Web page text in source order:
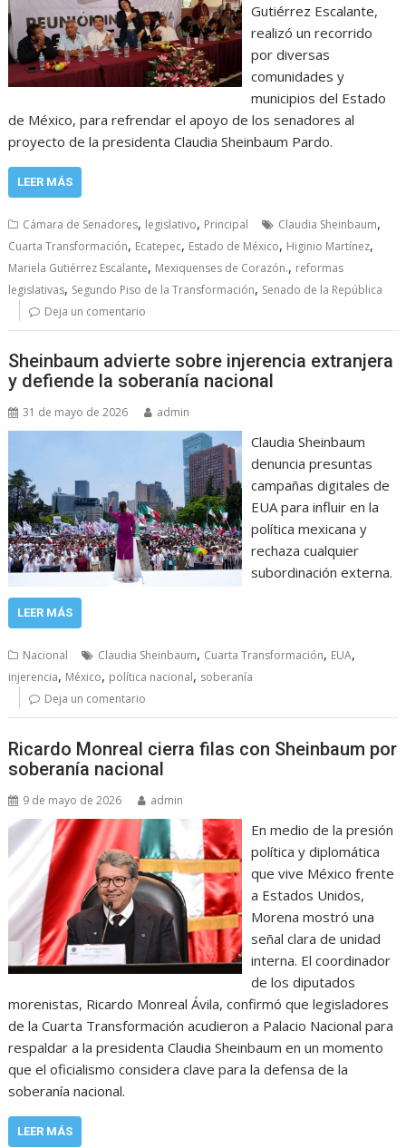
Gutiérrez Escalante,
realizó un recorrido
por diversas
comunidades y
municipios del Estado
de México, para refrendar el apoyo de los senadores al
proyecto de la presidenta Claudia Sheinbaum Pardo.
LEER MÁS
Cámara de Senadores, legislativo, Principal Claudia Sheinbaum,
Cuarta Transformación, Ecatepec, Estado de México, Higinio Martínez,
Mariela Gutiérrez Escalante, Mexiquenses de Corazón., reformas
legislativas, Segundo Piso de la Transformación, Senado de la República
Deja un comentario
Sheinbaum advierte sobre injerencia extranjera
y defiende la soberanía nacional
31 de mayo de 2026 admin
Claudia Sheinbaum
denuncia presuntas
campañas digitales de
EUA para influir en la
política mexicana y
rechaza cualquier
subordinación externa.
LEER MÁS
Nacional Claudia Sheinbaum, Cuarta Transformación, EUA,
injerencia, México, política nacional, soberanía
Deja un comentario
Ricardo Monreal cierra filas con Sheinbaum por
soberanía nacional
9 de mayo de 2026 admin
En medio de la presión
política y diplomática
que vive México frente
a Estados Unidos,
Morena mostró una
señal clara de unidad
interna. El coordinador
de los diputados
morenistas, Ricardo Monreal Ávila, confirmó que legisladores
de la Cuarta Transformación acudieron a Palacio Nacional para
respaldar a la presidenta Claudia Sheinbaum en un momento
que el oficialismo considera clave para la defensa de la
soberanía nacional.
LEER MÁS